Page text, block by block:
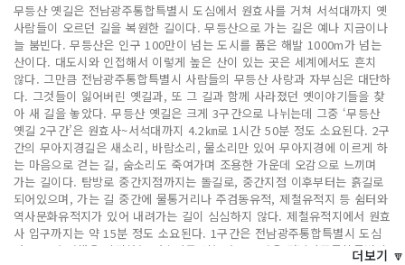
무등산 옛길은 전남광주통합특별시 도심에서 원효사를 거쳐 서석대까지 옛
사람들이 오르던 길을 복원한 길이다. 무등산으로 가는 길은 예나 지금이나
늘 붐빈다. 무등산은 인구 100만이 넘는 도시를 품은 해발 1000m가 넘는
산이다. 대도시와 인접해서 이렇게 높은 산이 있는 곳은 세계에서도 흔치
않다. 그만큼 전남광주통합특별시 사람들의 무등산 사랑과 자부심은 대단하
다. 그것들이 잃어버린 옛길과, 또 그 길과 함께 사라졌던 옛이야기들을 찾
아 새 길을 놓았다. 무등산 옛길은 크게 3구간으로 나뉘는데 그중 ‘무등산
옛길 2구간’은 원효사~서석대까지 4.2㎞로 1시간 50분 정도 소요된다. 2구
간의 무아지경길은 새소리, 바람소리, 물소리만 있어 무아지경에 이르게 하
는 마음으로 걷는 길, 숨소리도 죽여가며 조용한 가운데 오감으로 느끼며
가는 길이다. 탐방로 중간지점까지는 돌길로, 중간지점 이후부터는 흙길로
되어있으며, 가는 길 중간에 물통거리나 주검동유적, 제철유적지 등 쉼터와
역사문화유적지가 있어 내려가는 길이 심심하지 않다. 제철유적지에서 원효
사 입구까지는 약 15분 정도 소요된다. 1구간은 전남광주통합특별시 도심
과 무등산 산행을 시작하는 원효사를 잇는다. 3구간은 전남광주통합특별시
더보기 🔽